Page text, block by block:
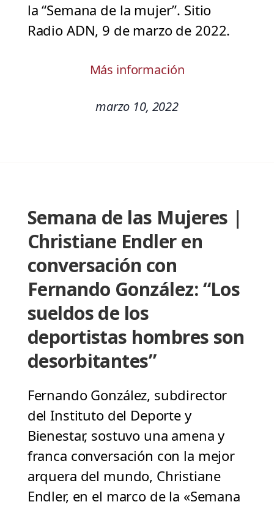
la “Semana de la mujer”. Sitio
Radio ADN, 9 de marzo de 2022.
Más información
marzo 10, 2022
Semana de las Mujeres |
Christiane Endler en
conversación con
Fernando González: “Los
sueldos de los
deportistas hombres son
desorbitantes”
Fernando González, subdirector
del Instituto del Deporte y
Bienestar, sostuvo una amena y
franca conversación con la mejor
arquera del mundo, Christiane
Endler, en el marco de la «Semana